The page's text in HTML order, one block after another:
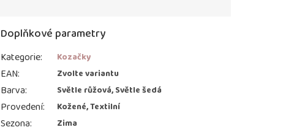
Doplňkové parametry
Kategorie: Kozačky
EAN: Zvolte variantu
Barva: Světle růžová, Světle šedá
Provedení: Kožené, Textilní
Sezona: Zima